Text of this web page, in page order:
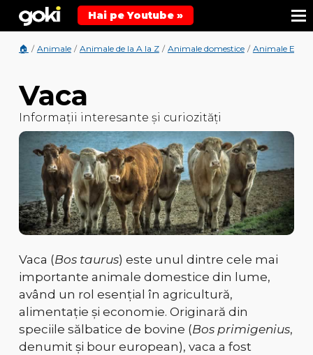
Hai pe Youtube »
🏠 / Animale / Animale de la A la Z / Animale domestice / Animale
Vaca
Informații interesante și curiozități
Vaca (Bos taurus) este unul dintre cele mai
importante animale domestice din lume,
având un rol esențial în agricultură,
alimentație și economie. Originară din
speciile sălbatice de bovine (Bos primigenius,
denumit și bour european), vaca a fost